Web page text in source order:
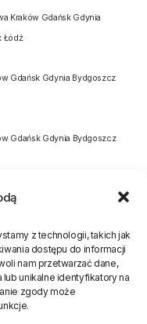
z technologii, takich jak
dostępu do informacji
nam przetwarzać dane,
unikalne identyfikatory na
zgody może
Kraków Gdańsk Gdynia
Łódź
Gdańsk Gdynia Bydgoszcz
Gdańsk Gdynia Bydgoszcz
0Średnia: